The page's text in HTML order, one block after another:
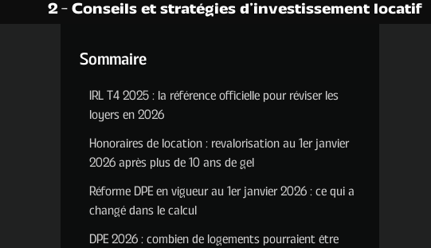
2 - Conseils et stratégies d’investissement locatif
Sommaire
IRL T4 2025 : la référence officielle pour réviser les
loyers en 2026
Honoraires de location : revalorisation au 1er janvier
2026 après plus de 10 ans de gel
Réforme DPE en vigueur au 1er janvier 2026 : ce qui a
changé dans le calcul
DPE 2026 : combien de logements pourraient être